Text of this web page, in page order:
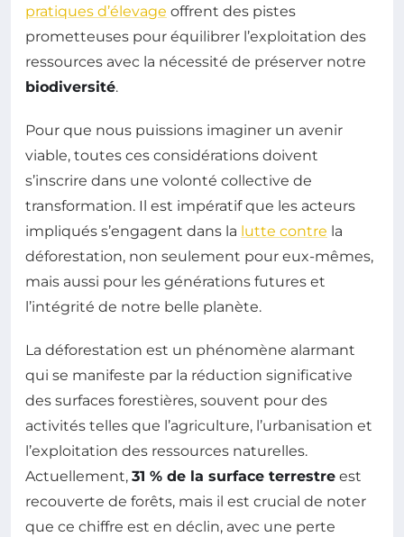
pratiques d’élevage offrent des pistes
prometteuses pour équilibrer l’exploitation des
ressources avec la nécessité de préserver notre
biodiversité.
Pour que nous puissions imaginer un avenir
viable, toutes ces considérations doivent
s’inscrire dans une volonté collective de
transformation. Il est impératif que les acteurs
impliqués s’engagent dans la lutte contre la
déforestation, non seulement pour eux-mêmes,
mais aussi pour les générations futures et
l’intégrité de notre belle planète.
La déforestation est un phénomène alarmant
qui se manifeste par la réduction significative
des surfaces forestières, souvent pour des
activités telles que l’agriculture, l’urbanisation et
l’exploitation des ressources naturelles.
Actuellement, 31 % de la surface terrestre est
recouverte de forêts, mais il est crucial de noter
que ce chiffre est en déclin, avec une perte